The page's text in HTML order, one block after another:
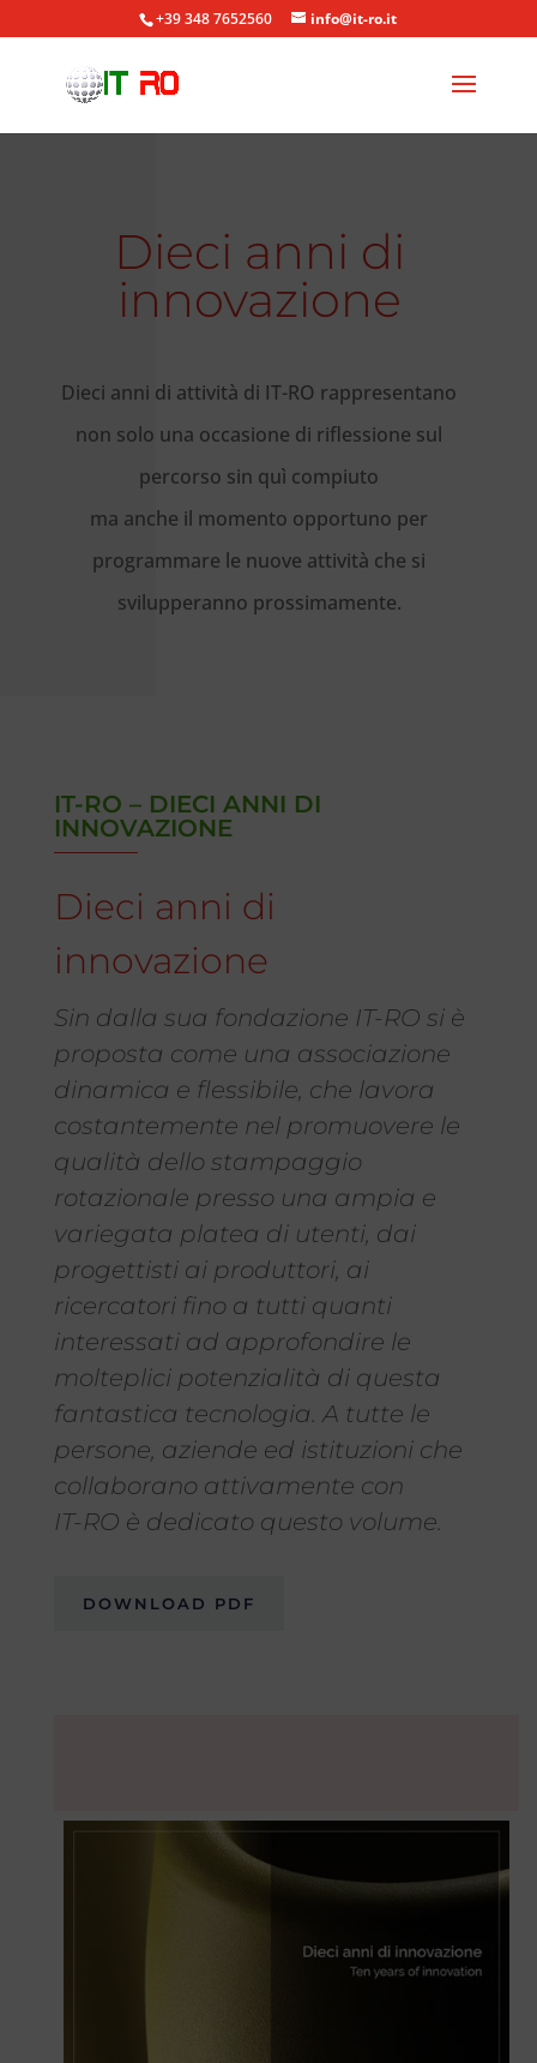
+39 348 7652560 info@it-ro.it
Dieci anni di
innovazione
Dieci anni di attività di IT-RO rappresentano
non solo una occasione di riflessione sul
percorso sin quì compiuto
ma anche il momento opportuno per
programmare le nuove attività che si
svilupperanno prossimamente.
IT-RO – DIECI ANNI DI
INNOVAZIONE
Dieci anni di
innovazione
Sin dalla sua fondazione IT-RO si è
proposta come una associazione
dinamica e flessibile, che lavora
costantemente nel promuovere le
qualità dello stampaggio
rotazionale presso una ampia e
variegata platea di utenti, dai
progettisti ai produttori, ai
ricercatori fino a tutti quanti
interessati ad approfondire le
molteplici potenzialità di questa
fantastica tecnologia. A tutte le
persone, aziende ed istituzioni che
collaborano attivamente con
IT-RO è dedicato questo volume.
DOWNLOAD PDF